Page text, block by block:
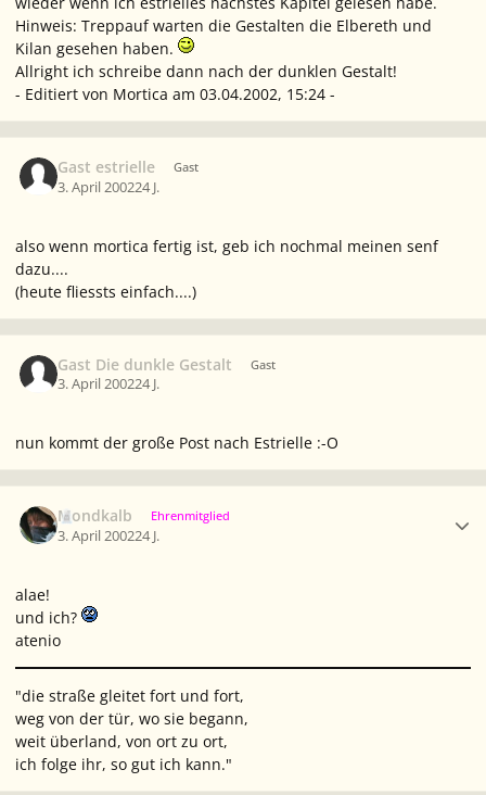
Hinweis: Treppauf warten die Gestalten die Elbereth und
Kilan gesehen haben.
Allright ich schreibe dann nach der dunklen Gestalt!
- Editiert von Mortica am 03.04.2002, 15:24 -
Gast estrielle Gast
3. April 200224 J.
also wenn mortica fertig ist, geb ich nochmal meinen senf
dazu....
(heute fliessts einfach....)
Gast Die dunkle Gestalt Gast
3. April 200224 J.
nun kommt der große Post nach Estrielle :-O
Mondkalb Ehrenmitglied
3. April 200224 J.
alae!
und ich?
atenio
"die straße gleitet fort und fort,
weg von der tür, wo sie begann,
weit überland, von ort zu ort,
ich folge ihr, so gut ich kann."